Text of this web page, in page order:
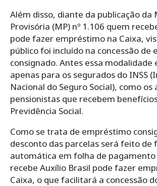
Além disso, diante da publicação da
Provisória (MP) nº 1.106 quem
pode fazer empréstimo na Caixa,
público foi incluído na concessão de
consignado. Antes essa modalidade
apenas para os segurados do INSS
Nacional do Seguro Social), como
pensionistas que recebem
Previdência Social.
Como se trata de empréstimo
desconto das parcelas será feito de
automática em folha de
recebe Auxílio Brasil pode fazer
Caixa, o que facilitará a concessão